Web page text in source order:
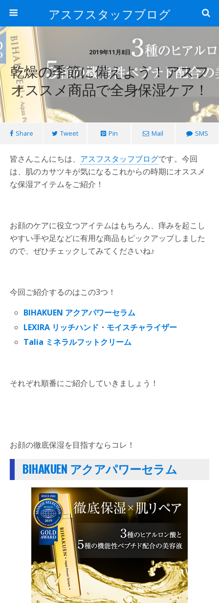
アスフスタッフブログ
2019年11月8日
乾燥の季節に備えよう！アスフ
オススメ商品で全身保湿ケア！
Share Tweet Pin Mail SMS
皆さんこんにちは、 アスフスタッフブログです。今回
は、肌のカサツキが気になるこれからの時期にオススメ
な保湿アイテムをご紹介！
お顔のケアに役立つアイテムはもちろん、痒みを起こし
やすい手や足などに有用な商品もピックアップしました
ので、ぜひチェックしてみてくださいね♪
今回ご紹介するのはこの3つ！
BIHAKUEN アクアパワーセラム
LEXIRA リッチハンド・モイスチャライザー
Talia ミネラルフットクリーム
それぞれ順番にご紹介していきましょう！
お顔の徹底保湿を目指すならコレ！
BIHAKUEN アクアパワーセラム